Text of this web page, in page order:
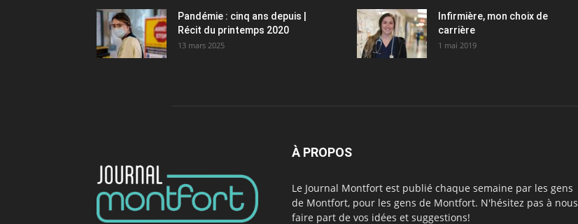
Pandémie : cinq ans depuis |
Récit du printemps 2020
13 mars 2025
Infirmière, mon choix de
carrière
1 mai 2019
À PROPOS
Le Journal Montfort est publié chaque semaine par les gens
de Montfort, pour les gens de Montfort. N'hésitez pas à nous
faire part de vos idées et suggestions!